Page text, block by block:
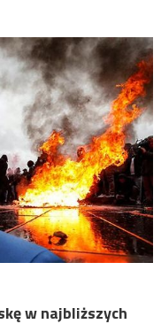
w najbliższych